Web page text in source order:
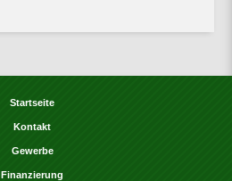
Startseite
Kontakt
Gewerbe
Finanzierung